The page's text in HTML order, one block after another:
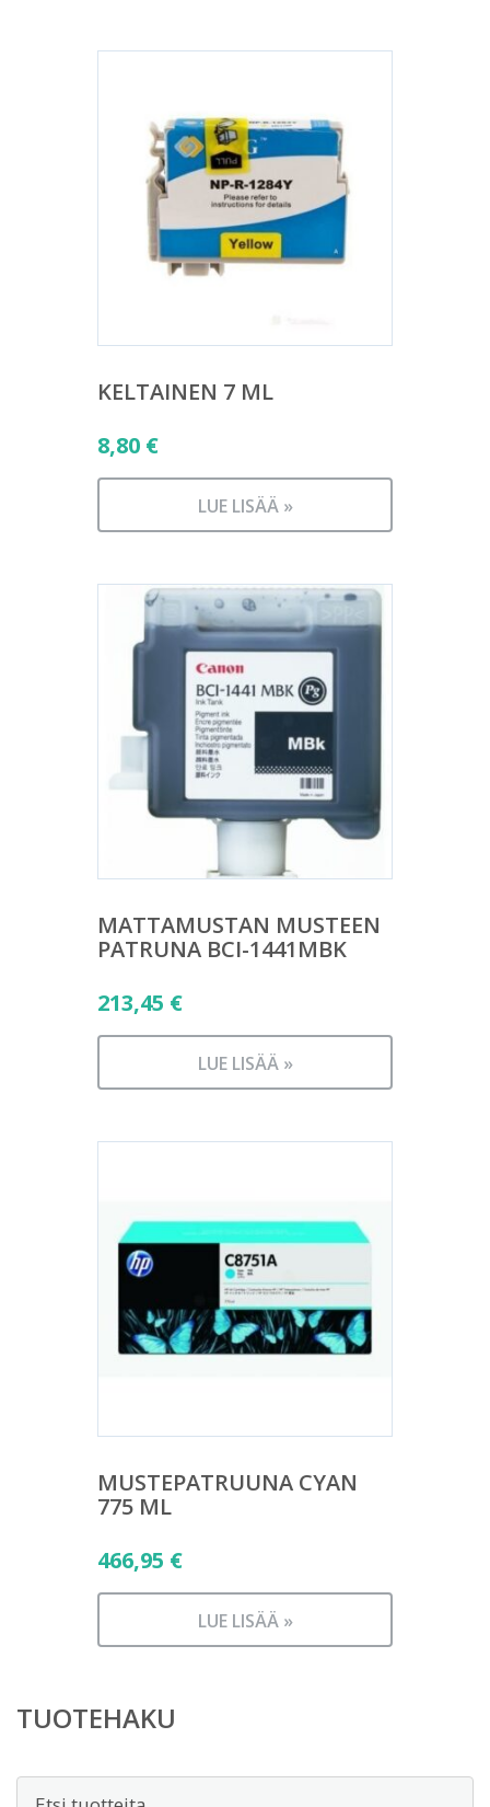
KELTAINEN 7 ML
8,80 €
LUE LISÄÄ »
MATTAMUSTAN MUSTEEN
PATRUNA BCI-1441MBK
213,45 €
LUE LISÄÄ »
MUSTEPATRUUNA CYAN
775 ML
466,95 €
LUE LISÄÄ »
TUOTEHAKU